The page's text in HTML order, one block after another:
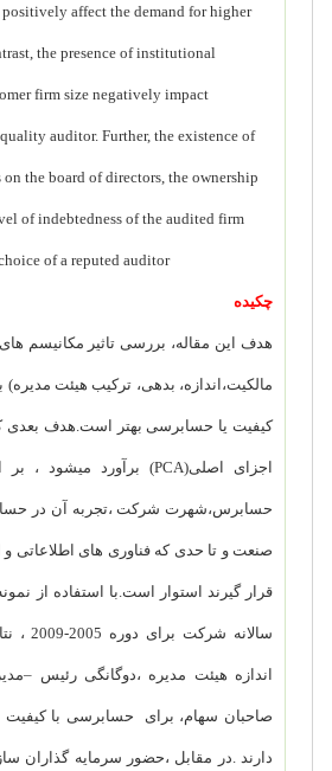
positively affect the demand for higher
the presence of institutional
firm size negatively impact
auditor. Further, the existence of
on the board of directors, the ownership
of indebtedness of theaudited firm
of a reputed auditor
چکیده
هدف این مقاله، بررسی تاثیر مکانیسم
مالکیت،اندازه، بدهی، ترکیب هیئت مدیره)
کیفیت یا حسابرسی بهتر است.هدف بعدی
اجزای اصلی(PCA) برآورد میشود ،
حسابرس،شهرت شرکت ،تجربه آن در
صنعت و تا حدی که فناوری های اطلاعاتی و
سالانه
اندازه هیئت مدیره ،دوگانگی رئیس
صاحبان سهام، برای حسابرسی با کیفیت
دارند .در مقابل ،حضور سرمایه گذاران